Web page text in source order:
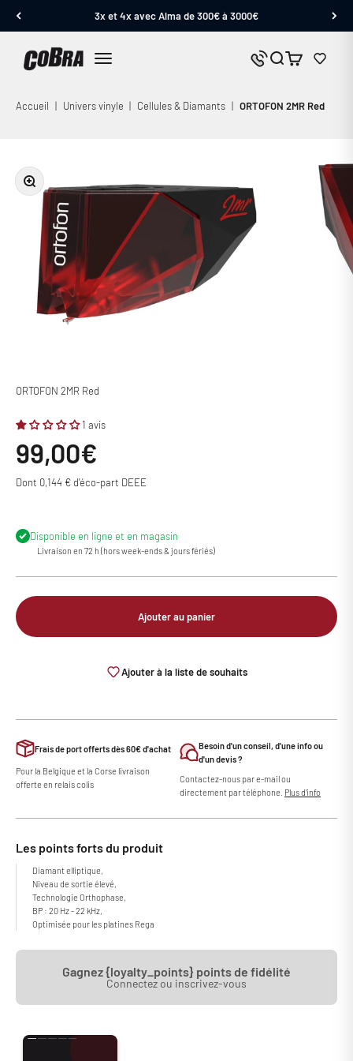
3x et 4x avec Alma de 300€ à 3000€
Cobra.fr
Nous contacter
Panier
Accueil | Univers vinyle | Cellules & Diamants | ORTOFON 2MR Red
Zoomer sur l'image
ORTOFON 2MR Red
1 avis
Prix de vente
99,00€
Dont 0,144 € d'éco-part DEEE
Disponible en ligne et en magasin
Livraison en 72 h (hors week-ends & jours fériés)
Ajouter au panier
Ajouter à la liste de souhaits
Frais de port offerts dès 60€ d'achat
Pour la Belgique et la Corse livraison
offerte en relais colis
Besoin d'un conseil, d'une info ou
d'un devis ?
Contactez-nous par e-mail ou
directement par téléphone. Plus d'info
Les points forts du produit
Diamant elliptique,
Niveau de sortie élevé,
Technologie Orthophase,
BP : 20 Hz - 22 kHz,
Optimisée pour les platines Rega
Gagnez {loyalty_points} points de fidélité
Connectez ou inscrivez-vous